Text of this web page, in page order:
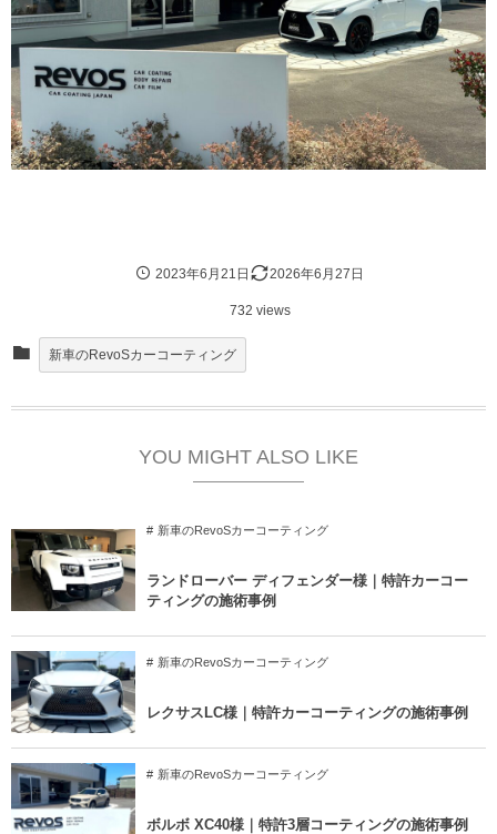
2023年6月21日 2026年6月27日
732 views
新車のRevoSカーコーティング
YOU MIGHT ALSO LIKE
新車のRevoSカーコーティング
ランドローバー ディフェンダー様｜特許カーコー
ティングの施術事例
新車のRevoSカーコーティング
レクサスLC様｜特許カーコーティングの施術事例
新車のRevoSカーコーティング
ボルボ XC40様｜特許3層コーティングの施術事例